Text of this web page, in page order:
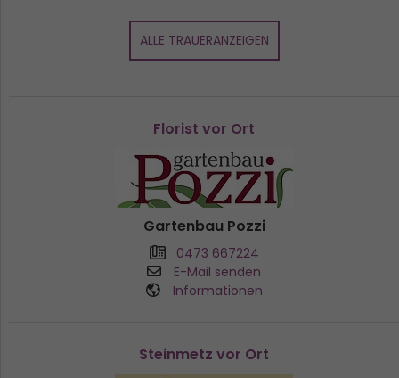
ALLE TRAUERANZEIGEN
Florist vor Ort
Gartenbau Pozzi
0473 667224
E-Mail senden
Informationen
Steinmetz vor Ort